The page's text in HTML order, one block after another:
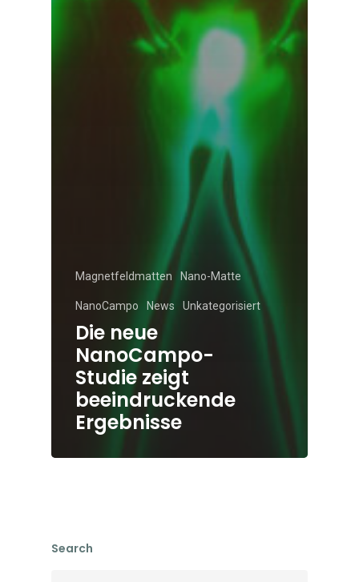
Magnetfeldmatten Nano-Matte
NanoCampo News Unkategorisiert
Die neue
NanoCampo-
Studie zeigt
beeindruckende
Ergebnisse
Search